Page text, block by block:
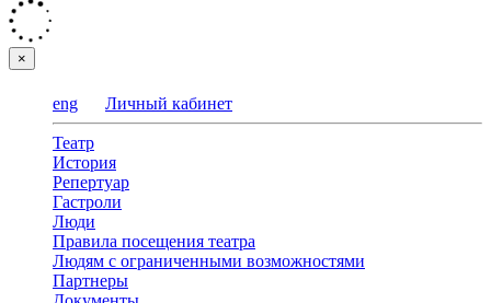
×
eng Личный кабинет
Театр
История
Репертуар
Гастроли
Люди
Правила посещения театра
Людям с ограниченными возможностями
Партнеры